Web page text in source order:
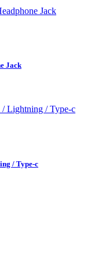
Jack
/ Type-c